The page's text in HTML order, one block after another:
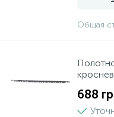
Общая
688
Столові набори
Столові прибори
Столові сервізи